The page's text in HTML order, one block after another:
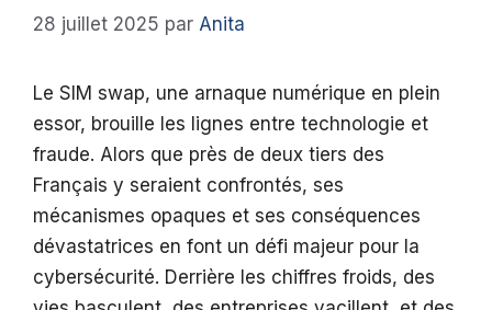
28 juillet 2025 par Anita
Le SIM swap, une arnaque numérique en plein
essor, brouille les lignes entre technologie et
fraude. Alors que près de deux tiers des
Français y seraient confrontés, ses
mécanismes opaques et ses conséquences
dévastatrices en font un défi majeur pour la
cybersécurité. Derrière les chiffres froids, des